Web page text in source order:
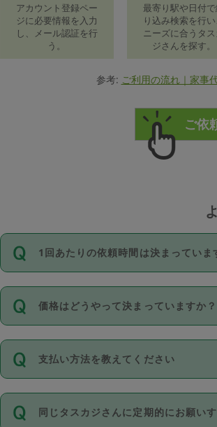
アカウント登録ペー
ジに必要情報を入力
し、メール認証を行
う。
最寄り駅や日付
り込み検索を行い
ニーズに合うタス
ジさんを探す。
参考: ご利用の流れ｜家事
1回あたりの依頼時間は決まっていま
依頼1回につき3時間固定です。3時
い。機能をご利用いただくには、タ
が必要です。なお、3時間を下回っ
価格はどうやって決まっていますか？
11種類の価格帯の中からタスカジさ
タスカジさんの価格設定には最初は
除々に設定可能な最高額が上がって
支払い方法を教えてください
お支払方法はクレジットカード（
Club）のみとなります。
同じタスカジさんに定期的にお願い